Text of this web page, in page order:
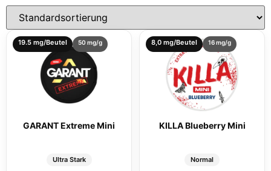
19.5 mg/Beutel 50 mg/g
GARANT Extreme Mini
Ultra Stark
8,0 mg/Beutel 16 mg/g
KILLA Blueberry Mini
Normal